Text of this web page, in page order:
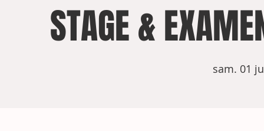
STAGE &
sam. 01